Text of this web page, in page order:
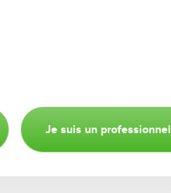
Je suis un professionnel